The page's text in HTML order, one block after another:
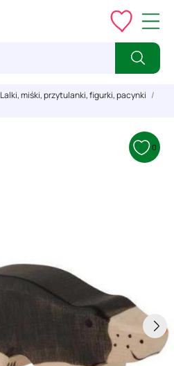
Lalki, miśki, przytulanki, figurki, pacynki
0